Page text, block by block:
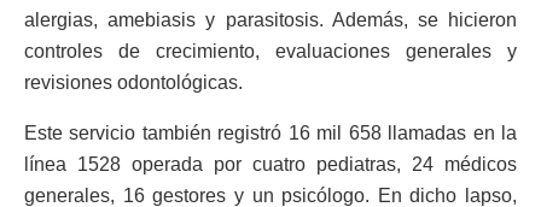
alergias, amebiasis y parasitosis. Además, se hicieron
controles de crecimiento, evaluaciones generales y
revisiones odontológicas.
Este servicio también registró 16 mil 658 llamadas en la
línea 1528 operada por cuatro pediatras, 24 médicos
generales, 16 gestores y un psicólogo. En dicho lapso,